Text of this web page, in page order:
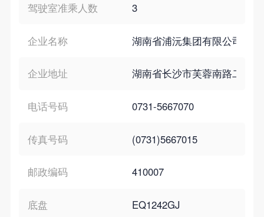
驾驶室准乘人数 3
企业名称 湖南省浦沅集团有限公司
企业地址 湖南省长沙市芙蓉南路二号
电话号码 0731-5667070
传真号码 (0731)5667015
邮政编码 410007
底盘 EQ1242GJ